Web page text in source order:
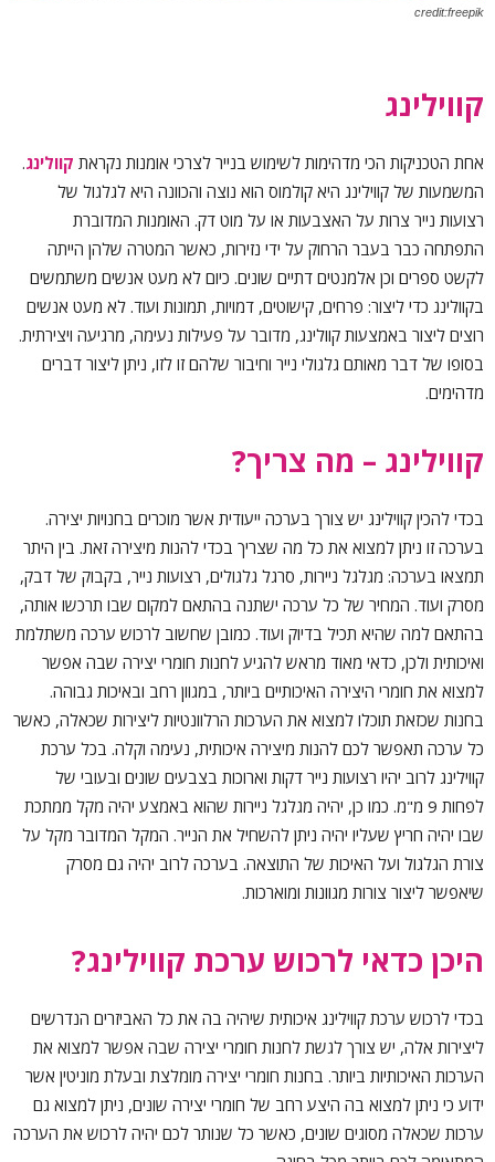
credit:freepik
קווילינג
אחת הטכניקות הכי מדהימות לשימוש בנייר לצרכי אומנות נקראת קוולינג.
המשמעות של קווילינג היא קולמוס הוא נוצה והכוונה היא לגלגול של
רצועות נייר צרות על האצבעות או על מוט דק. האומנות המדוברת
התפתחה כבר בעבר הרחוק על ידי נזירות, כאשר המטרה שלהן הייתה
לקשט ספרים וכן אלמנטים דתיים שונים. כיום לא מעט אנשים משתמשים
בקוולינג כדי ליצור: פרחים, קישוטים, דמויות, תמונות ועוד. לא מעט אנשים
רוצים ליצור באמצעות קוולינג, מדובר על פעילות נעימה, מרגיעה ויצירתית.
בסופו של דבר מאותם גלגולי נייר וחיבור שלהם זו לזו, ניתן ליצור דברים
מדהימים.
קווילינג – מה צריך?
בכדי להכין קווילינג יש צורך בערכה ייעודית אשר מוכרים בחנויות יצירה.
בערכה זו ניתן למצוא את כל מה שצריך בכדי להנות מיצירה זאת. בין היתר
תמצאו בערכה: מגלגל ניירות, סרגל גלגולים, רצועות נייר, בקבוק של דבק,
מסרק ועוד. המחיר של כל ערכה ישתנה בהתאם למקום שבו תרכשו אותה,
בהתאם למה שהיא תכיל בדיוק ועוד. כמובן שחשוב לרכוש ערכה משתלמת
ואיכותית ולכן, כדאי מאוד מראש להגיע לחנות חומרי יצירה שבה אפשר
למצוא את חומרי היצירה האיכותיים ביותר, במגוון רחב ובאיכות גבוהה.
בחנות שכזאת תוכלו למצוא את הערכות הרלוונטיות ליצירות שכאלה, כאשר
כל ערכה תאפשר לכם להנות מיצירה איכותית, נעימה וקלה. בכל ערכת
קווילינג לרוב יהיו רצועות נייר דקות וארוכות בצבעים שונים ובעובי של
לפחות 9 מ"מ. כמו כן, יהיה מגלגל ניירות שהוא באמצע יהיה מקל ממתכת
שבו יהיה חריץ שעליו יהיה ניתן להשחיל את הנייר. המקל המדובר מקל על
צורת הגלגול ועל האיכות של התוצאה. בערכה לרוב יהיה גם מסרק
שיאפשר ליצור צורות מגוונות ומוארכות.
היכן כדאי לרכוש ערכת קווילינג?
בכדי לרכוש ערכת קווילינג איכותית שיהיה בה את כל האביזרים הנדרשים
ליצירות אלה, יש צורך לגשת לחנות חומרי יצירה שבה אפשר למצוא את
הערכות האיכותיות ביותר. בחנות חומרי יצירה מומלצת ובעלת מוניטין אשר
ידוע כי ניתן למצוא בה היצע רחב של חומרי יצירה שונים, ניתן למצוא גם
ערכות שכאלה מסוגים שונים, כאשר כל שנותר לכם יהיה לרכוש את הערכה